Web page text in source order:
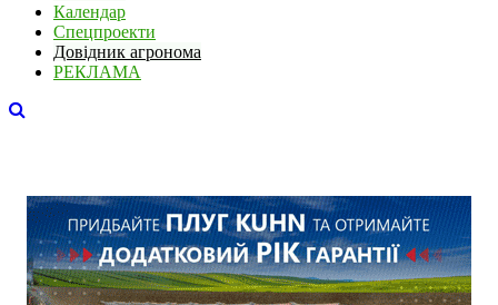
Календар
Спецпроекти
Довідник агронома
РЕКЛАМА